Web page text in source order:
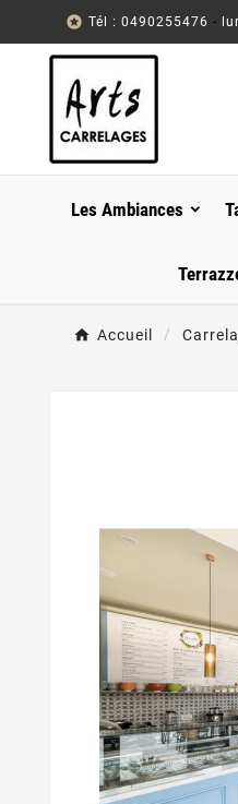
 Tél : 0490255476 -
Les Ambiances
Accueil